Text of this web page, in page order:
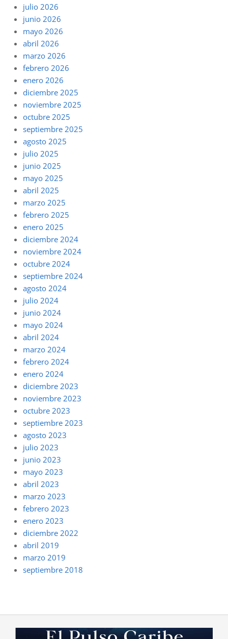
julio 2026
junio 2026
mayo 2026
abril 2026
marzo 2026
febrero 2026
enero 2026
diciembre 2025
noviembre 2025
octubre 2025
septiembre 2025
agosto 2025
julio 2025
junio 2025
mayo 2025
abril 2025
marzo 2025
febrero 2025
enero 2025
diciembre 2024
noviembre 2024
octubre 2024
septiembre 2024
agosto 2024
julio 2024
junio 2024
mayo 2024
abril 2024
marzo 2024
febrero 2024
enero 2024
diciembre 2023
noviembre 2023
octubre 2023
septiembre 2023
agosto 2023
julio 2023
junio 2023
mayo 2023
abril 2023
marzo 2023
febrero 2023
enero 2023
diciembre 2022
abril 2019
marzo 2019
septiembre 2018